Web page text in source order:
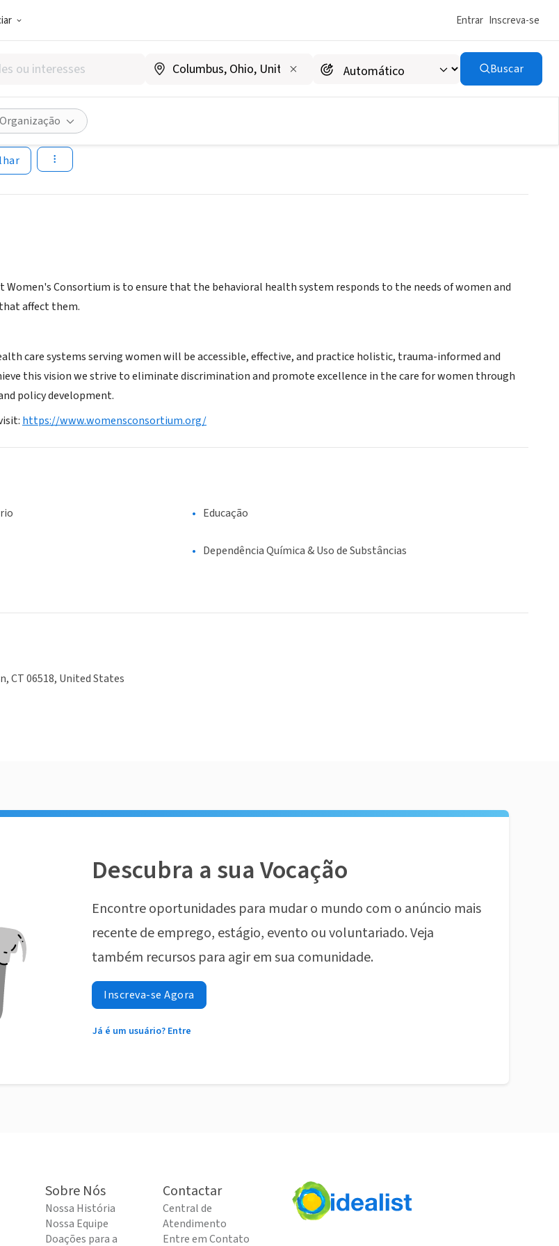
Entrar Inscreva-se
Buscar
Women's Consortium
Women's Consortium is to ensure that the behavioral health system responds to the needs of women and
affect them.
care systems serving women will be accessible, effective, and practice holistic, trauma-informed and
this vision we strive to eliminate discrimination and promote excellence in the care for women through
policy development.
https://www.womensconsortium.org/
Educação
Dependência Química & Uso de Substâncias
CT 06518, United States
Descubra a sua Vocação
Encontre oportunidades para mudar o mundo com o anúncio mais
recente de emprego, estágio, evento ou voluntariado. Veja
também recursos para agir em sua comunidade.
Inscreva-se Agora
Já é um usuário? Entre
Sobre Nós
Nossa História
Nossa Equipe
Doações para a
Contactar
Central de
Atendimento
Entre em Contato